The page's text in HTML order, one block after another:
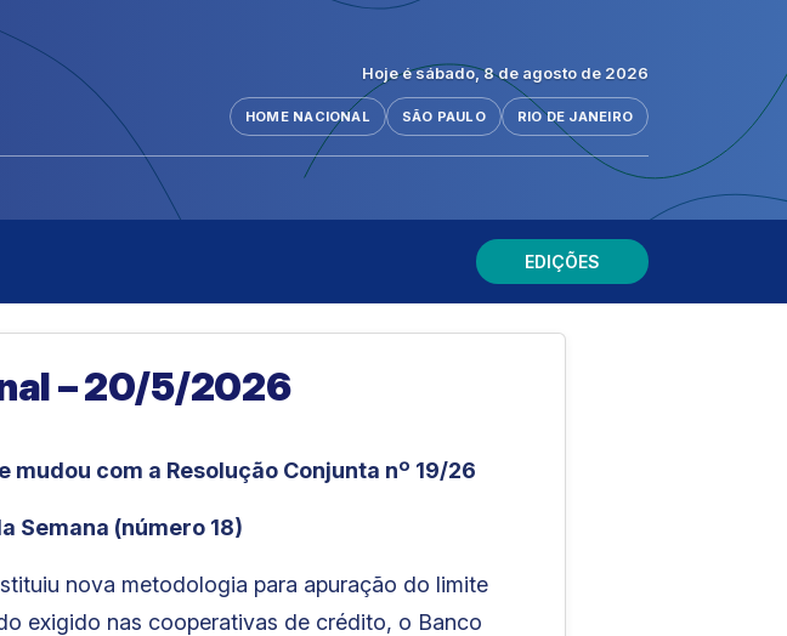
Hoje é sábado, 8 de agosto de 2026
HOME NACIONAL SÃO PAULO RIO DE JANEIRO
EDIÇÕES
– 20/5/2026
com a Resolução Conjunta nº 19/26
Semana (número 18)
nova metodologia para apuração do limite
exigido nas cooperativas de crédito, o Banco